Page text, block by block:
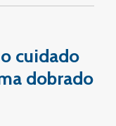
cuidado
dobrado